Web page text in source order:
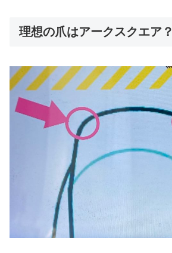
理想の爪はアークスクエア？